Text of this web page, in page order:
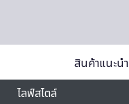
สินค้าแนะนำ
ไลฟ์สไตล์